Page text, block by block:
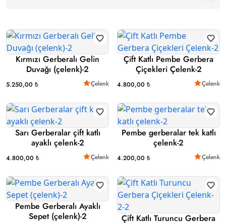
Kırmızı Gerberalı Gelin
Duvağı (çelenk)-2
5.250,00 ₺ Çelenk
Çift Katlı Pembe Gerbera
Çiçekleri Çelenk-2
4.800,00 ₺ Çelenk
Sarı Gerberalar çift katlı
ayaklı çelenk-2
4.800,00 ₺ Çelenk
Pembe gerberalar tek katlı
çelenk-2
4.200,00 ₺ Çelenk
Pembe Gerberalı Ayaklı
Sepet (çelenk)-2
Çift Katlı Turuncu Gerbera